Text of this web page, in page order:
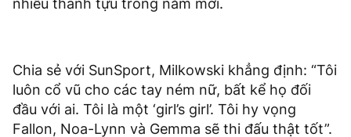
nhiều thành tựu trong năm mới.
Chia sẻ với SunSport, Milkowski khẳng định: “Tôi
luôn cổ vũ cho các tay ném nữ, bất kể họ đối
đầu với ai. Tôi là một ‘girl’s girl’. Tôi hy vọng
Fallon, Noa-Lynn và Gemma sẽ thi đấu thật tốt”.